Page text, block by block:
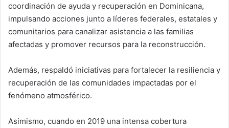
coordinación de ayuda y recuperación en Dominicana,
impulsando acciones junto a líderes federales, estatales y
comunitarios para canalizar asistencia a las familias
afectadas y promover recursos para la reconstrucción.
Además, respaldó iniciativas para fortalecer la resiliencia y
recuperación de las comunidades impactadas por el
fenómeno atmosférico.
Asimismo, cuando en 2019 una intensa cobertura